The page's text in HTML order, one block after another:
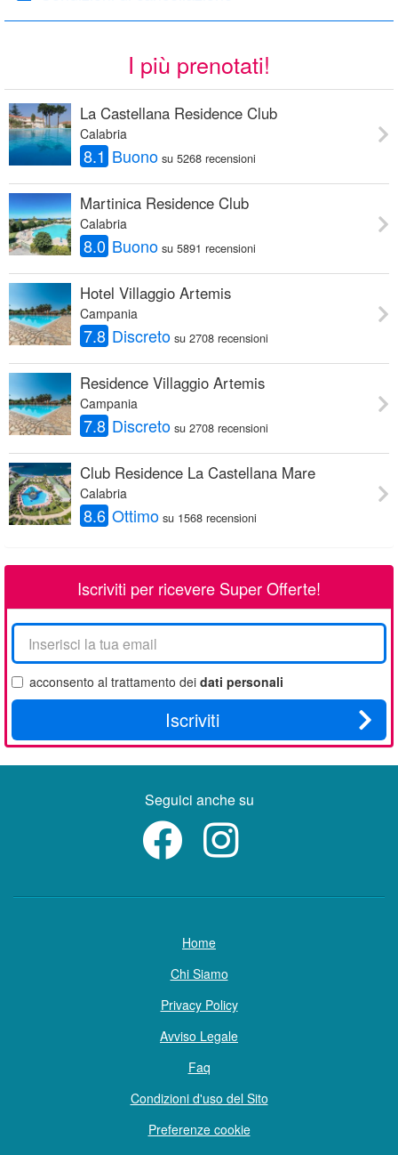
I più prenotati!
La Castellana Residence Club
Calabria
8.1 Buono su 5268 recensioni
Martinica Residence Club
Calabria
8.0 Buono su 5891 recensioni
Hotel Villaggio Artemis
Campania
7.8 Discreto su 2708 recensioni
Residence Villaggio Artemis
Campania
7.8 Discreto su 2708 recensioni
Club Residence La Castellana Mare
Calabria
8.6 Ottimo su 1568 recensioni
Iscriviti per ricevere Super Offerte!
La
tua
email
acconsento al trattamento dei dati personali
Iscriviti
Seguici anche su
Home
Chi Siamo
Privacy Policy
Avviso Legale
Faq
Condizioni d'uso del Sito
Preferenze cookie